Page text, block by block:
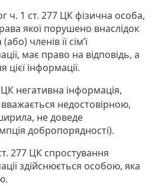
ч. 1 ст. 277 ЦК фізична особа,
якої порушено внаслідок
членів її сім’ї
має право на відповідь, а
інформації.
ЦК негативна інформація,
недостовірною,
не доведе
добропорядності).
277 ЦК спростування
здійснюється особою, яка